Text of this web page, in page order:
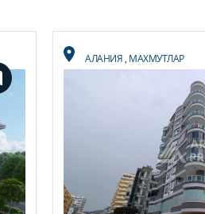
АЛАНИЯ, МАХМУТЛАР